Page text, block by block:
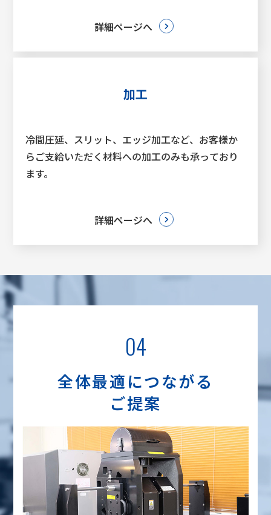
詳細ページへ
加工
冷間圧延、スリット、エッジ加工など、お客様か
らご支給いただく材料への加工のみも承っており
ます。
詳細ページへ
04
全体最適につながる
ご提案